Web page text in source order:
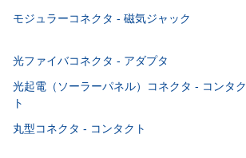
モジュラーコネクタ - 磁気ジャック
光ファイバコネクタ - アダプタ
光起電（ソーラーパネル）コネクタ - コンタク
ト
丸型コネクタ - コンタクト